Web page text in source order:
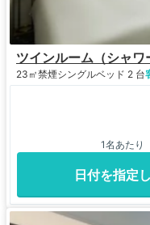
ツインルーム（シャワ
23㎡禁煙シングルベッド 2 台
1名あたり
日付を指定